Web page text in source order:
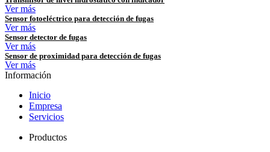
Ver más
Sensor fotoeléctrico para detección de fugas
Ver más
Sensor detector de fugas
Ver más
Sensor de proximidad para detección de fugas
Ver más
Información
Inicio
Empresa
Servicios
Productos